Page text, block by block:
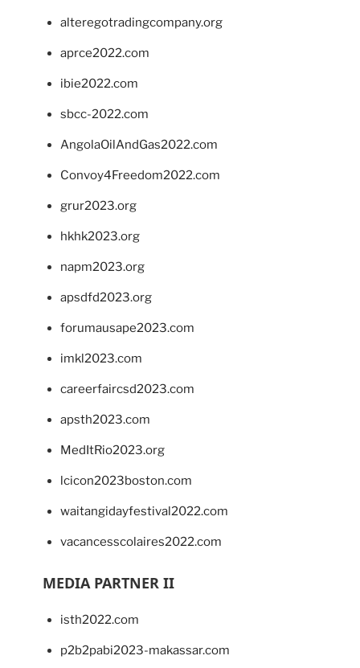
alteregotradingcompany.org
aprce2022.com
ibie2022.com
sbcc-2022.com
AngolaOilAndGas2022.com
Convoy4Freedom2022.com
grur2023.org
hkhk2023.org
napm2023.org
apsdfd2023.org
forumausape2023.com
imkl2023.com
careerfaircsd2023.com
apsth2023.com
MedItRio2023.org
lcicon2023boston.com
waitangidayfestival2022.com
vacancesscolaires2022.com
MEDIA PARTNER II
isth2022.com
p2b2pabi2023-makassar.com